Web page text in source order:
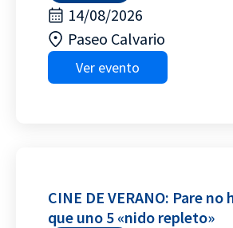
14/08/2026
Paseo Calvario
Ver evento
CINE DE VERANO: Pare no
que uno 5 «nido repleto»